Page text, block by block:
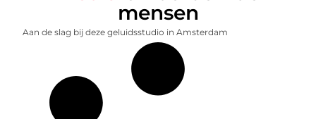
mensen
Aan de slag bij deze geluidsstudio in Amsterdam